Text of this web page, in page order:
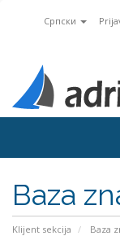
Српски
Baza
Klijent sekcija Baza